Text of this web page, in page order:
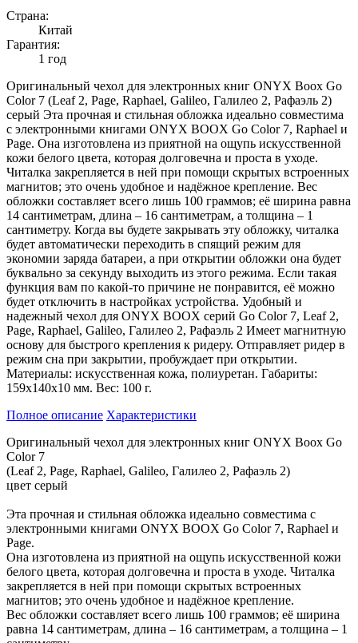
Страна:
Китай
Гарантия:
1 год
Оригинальный чехол для электронных книг ONYX Boox Go
Color 7 (Leaf 2, Page, Raphael, Galileo, Галилео 2, Рафаэль 2)
серый Эта прочная и стильная обложка идеально совместима
с электронными книгами ONYX BOOX Go Color 7, Raphael и
Page. Она изготовлена из приятной на ощупь искусственной
кожи белого цвета, которая долговечна и проста в уходе.
Читалка закрепляется в ней при помощи скрытых встроенных
магнитов; это очень удобное и надёжное крепление. Вес
обложки составляет всего лишь 100 граммов; её ширина равна
14 сантиметрам, длина – 16 сантиметрам, а толщина – 1
сантиметру. Когда вы будете закрывать эту обложку, читалка
будет автоматически переходить в спящий режим для
экономии заряда батареи, а при открытии обложки она будет
буквально за секунду выходить из этого режима. Если такая
функция вам по какой-то причине не понравится, её можно
будет отключить в настройках устройства. Удобный и
надежный чехол для ONYX BOOX серий Go Color 7, Leaf 2,
Page, Raphael, Galileo, Галилео 2, Рафаэль 2 Имеет магнитную
основу для быстрого крепления к ридеру. Отправляет ридер в
режим сна при закрытии, пробуждает при открытии.
Материалы: искусственная кожа, полиуретан. Габариты:
159х140х10 мм. Вес: 100 г.
Полное описание Характеристики
Оригинальный чехол для электронных книг ONYX Boox Go
Color 7
(Leaf 2, Page, Raphael, Galileo, Галилео 2, Рафаэль 2)
цвет серый
Эта прочная и стильная обложка идеально совместима с
электронными книгами ONYX BOOX Go Color 7, Raphael и
Page.
Она изготовлена из приятной на ощупь искусственной кожи
белого цвета, которая долговечна и проста в уходе. Читалка
закрепляется в ней при помощи скрытых встроенных
магнитов; это очень удобное и надёжное крепление.
Вес обложки составляет всего лишь 100 граммов; её ширина
равна 14 сантиметрам, длина – 16 сантиметрам, а толщина – 1